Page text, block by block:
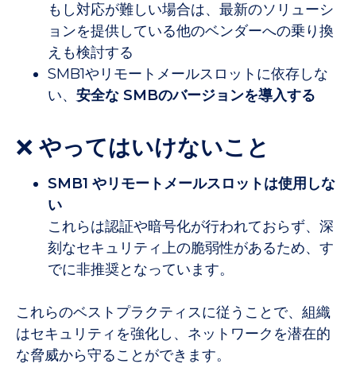
もし対応が難しい場合は、最新のソリューシ
ョンを提供している他のベンダーへの乗り換
えも検討する
SMB1やリモートメールスロットに依存しな
い、安全な SMBのバージョンを導入する
❌ やってはいけないこと
SMB1 やリモートメールスロットは使用しな
い
これらは認証や暗号化が行われておらず、深
刻なセキュリティ上の脆弱性があるため、す
でに非推奨となっています。
これらのベストプラクティスに従うことで、組織
はセキュリティを強化し、ネットワークを潜在的
な脅威から守ることができます。